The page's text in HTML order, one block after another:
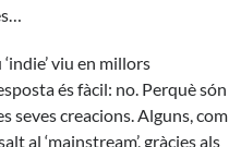
viu en millors
és fàcil: no. Perquè són
seves creacions. Alguns, com
al ‘mainstream’, gràcies als